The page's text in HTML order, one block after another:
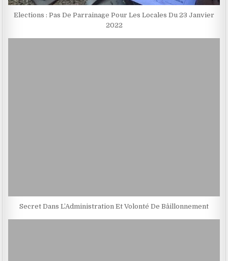
Elections : Pas De Parrainage Pour Les Locales Du 23 Janvier
2022
Secret Dans L’Administration Et Volonté De Bâillonnement